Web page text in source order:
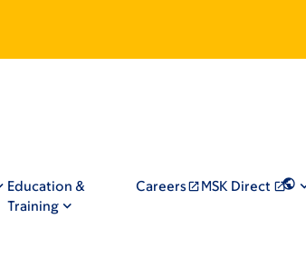
Education &
Training
Careers MSK Direct